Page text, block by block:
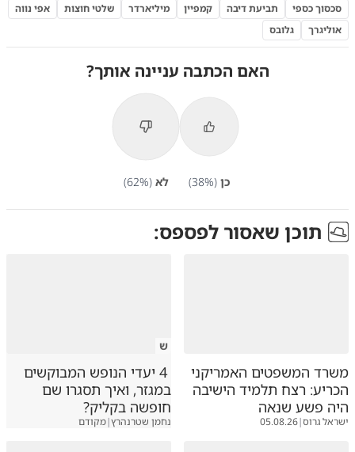
סכסוך כספי תביעת דיבה קמפיין מיליארדר שלטי חוצות
אפי נווה
אוליגרך
גלובס
האם הכתבה עניינה אותך?
כן (
38%) לא (
62%)
תוכן שאסור לפספס:
משרד המשפטים האמריקני
הכריע: רצח תלמיד הישיבה
היה פשע שנאה
ישראל גרוס|
05.08.26
ש
4 יעדי הנופש המבוקשים
במגזר, ואיך תסגרו שם
חופשה בקליק?
נחמן שטרנהרץ|מקודם